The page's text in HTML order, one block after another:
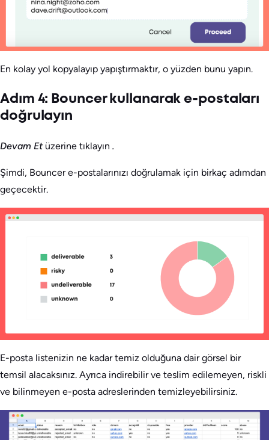
En kolay yol kopyalayıp yapıştırmaktır, o yüzden bunu yapın.
Adım 4: Bouncer kullanarak e-postaları
doğrulayın
Devam Etüzerine tıklayın .
Şimdi, Bouncer e-postalarınızı doğrulamak için birkaç adımdan
geçecektir.
E-posta listenizin ne kadar temiz olduğuna dair görsel bir
temsil alacaksınız. Ayrıca indirebilir ve teslim edilemeyen, riskli
ve bilinmeyen e-posta adreslerinden temizleyebilirsiniz.